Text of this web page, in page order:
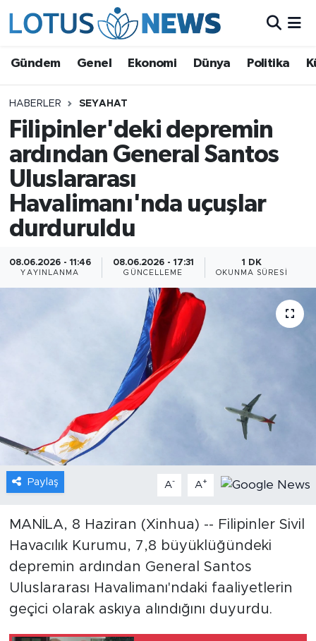
Gündem Genel Ekonomi Dünya Politika
HABERLER SEYAHAT
Filipinler'deki depremin
ardından General Santos
Uluslararası
Havalimanı'nda uçuşlar
durduruldu
08.06.2026 - 11:46
YAYINLANMA
08.06.2026 - 17:31
GÜNCELLEME
1 DK
OKUNMA SÜRESI
Paylaş A- A+
MANİLA, 8 Haziran (Xinhua) -- Filipinler Sivil
Havacılık Kurumu, 7,8 büyüklüğündeki
depremin ardından General Santos
Uluslararası Havalimanı'ndaki faaliyetlerin
geçici olarak askıya alındığını duyurdu.
Ekonomi
Dünya
Politika
Kültür - Sanat ve Tarih
Yaşam
Bilim ve Teknoloji
Foto Haber
Xinhua
Xinhua Türkiye